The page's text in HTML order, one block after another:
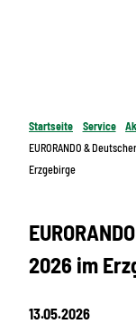
Startseite Service
EURORANDO &
Erzgebirge
2026 im
13.05.2026